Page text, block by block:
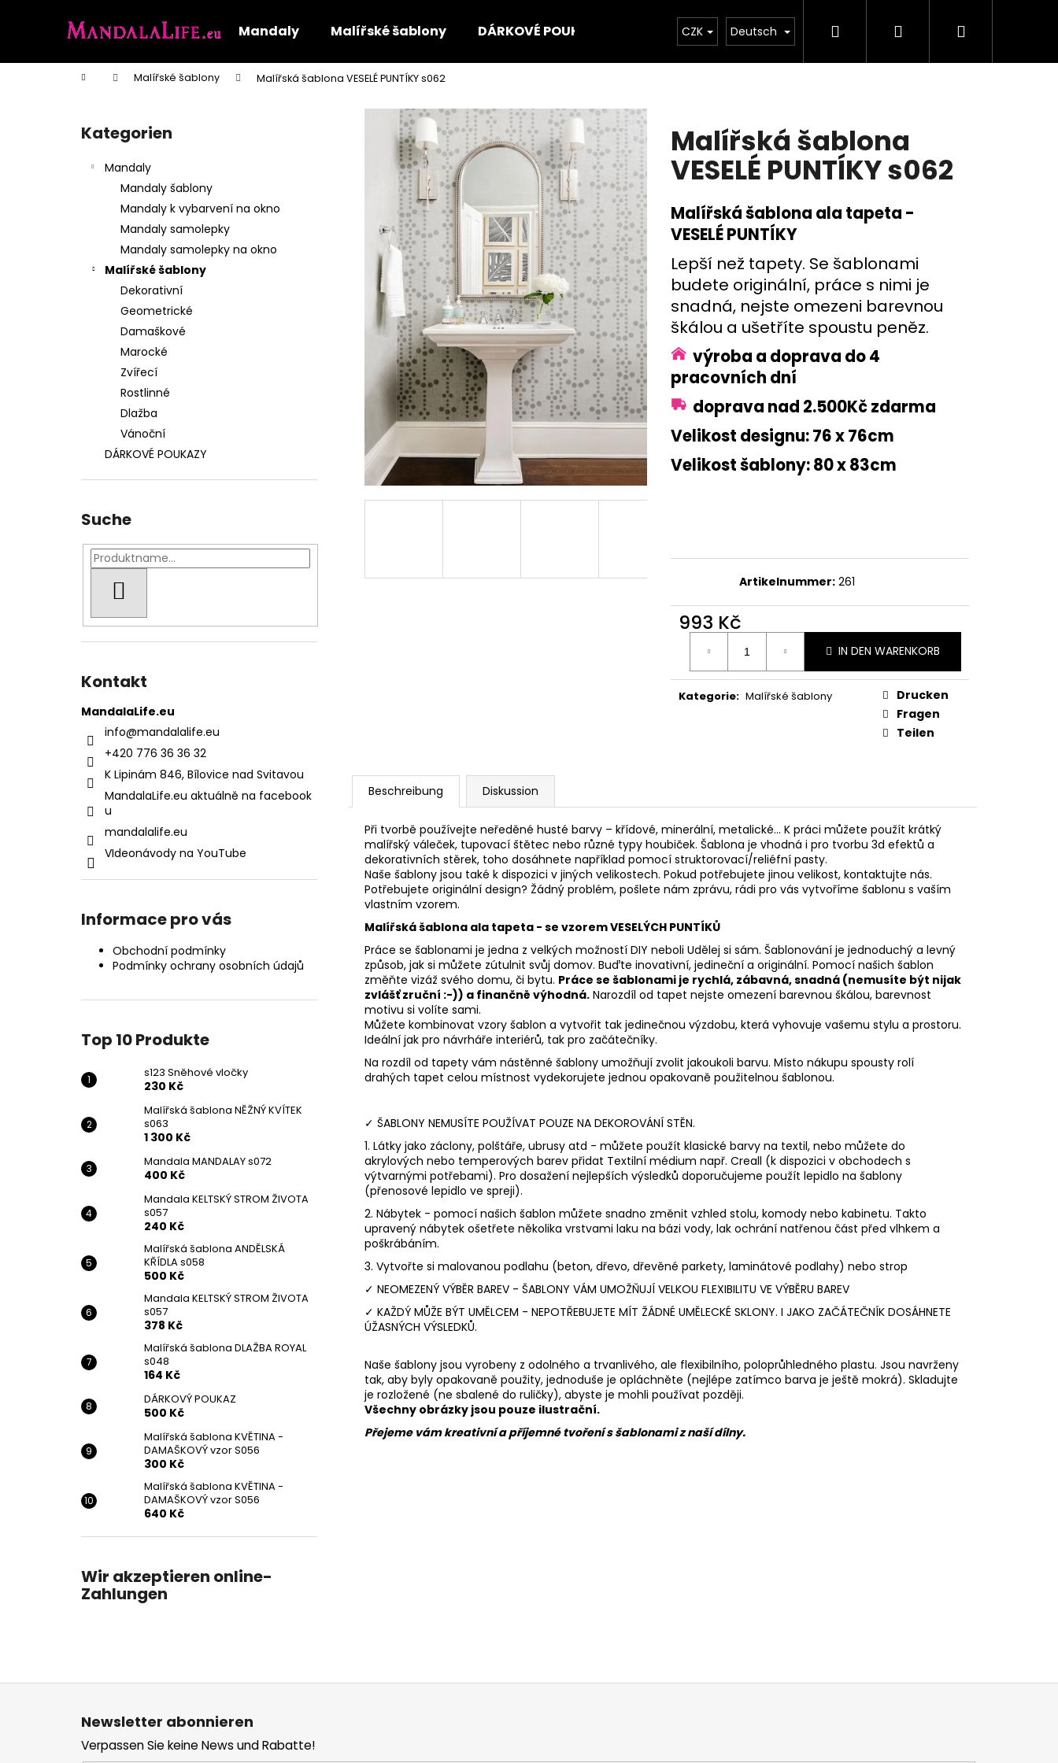
Mandaly Malířské šablony DÁRKOVÉ POUKAZY Videonávody Kontakty Obchodní podmínky
CZK Deutsch SuchenLogin Warenkorb
StartseiteMalířské šablony Malířská šablona VESELÉ PUNTÍKY s062
Kategorien
überspringen
Kategorien
Mandaly
Mandaly šablony
Mandaly k vybarvení na okno
Mandaly samolepky
Mandaly samolepky na okno
Malířské šablony
Dekorativní
Geometrické
Damaškové
Marocké
Zvířecí
Rostlinné
Dlažba
Vánoční
DÁRKOVÉ POUKAZY
Suche
Kontakt
MandalaLife.eu
info@mandalalife.eu
+420 776 36 36 32
K Lipinám 846, Bílovice nad Svitavou
MandalaLife.eu aktuálně na facebook
u
mandalalife.eu
VIdeonávody na YouTube
Informace pro vás
Obchodní podmínky
Podmínky ochrany osobních údajů
Top 10 Produkte
s123 Sněhové vločky
230 Kč
Malířská šablona NĚŽNÝ KVÍTEK
s063
1 300 Kč
Mandala MANDALAY s072
400 Kč
Mandala KELTSKÝ STROM ŽIVOTA
s057
240 Kč
Malířská šablona ANDĚLSKÁ
KŘÍDLA s058
500 Kč
Mandala KELTSKÝ STROM ŽIVOTA
s057
378 Kč
Malířská šablona DLAŽBA ROYAL
s048
164 Kč
DÁRKOVÝ POUKAZ
500 Kč
Malířská šablona KVĚTINA -
DAMAŠKOVÝ vzor S056
300 Kč
Malířská šablona KVĚTINA -
DAMAŠKOVÝ vzor S056
640 Kč
Wir akzeptieren online-
Zahlungen
Malířská šablona
VESELÉ PUNTÍKY s062
Malířská šablona ala tapeta -
VESELÉ PUNTÍKY
Lepší než tapety. Se šablonami
budete originální, práce s nimi je
snadná, nejste omezeni barevnou
škálou a ušetříte spoustu peněz.
výroba a doprava do 4
pracovních dní
doprava nad 2.500Kč zdarma
Velikost designu: 76 x 76cm
Velikost šablony: 80 x 83cm
Artikelnummer: 261
993 Kč
Verkaufspreis:
IN DEN WARENKORB
Kategorie: Malířské šablony
Drucken
Fragen
Teilen
Beschreibung Diskussion
Při tvorbě používejte neředěné husté barvy – křídové, minerální, metalické... K práci můžete použít krátký
malířský váleček, tupovací štětec nebo různé typy houbiček. Šablona je vhodná i pro tvorbu 3d efektů a
dekorativních stěrek, toho dosáhnete například pomocí struktorovací/reliéfní pasty.
Naše šablony jsou také k dispozici v jiných velikostech. Pokud potřebujete jinou velikost, kontaktujte nás.
Potřebujete originální design? Žádný problém, pošlete nám zprávu, rádi pro vás vytvoříme šablonu s vaším
vlastním vzorem.
Malířská šablona ala tapeta - se vzorem VESELÝCH PUNTÍKŮ
Práce se šablonami je jedna z velkých možností DIY neboli Udělej si sám. Šablonování je jednoduchý a levný
způsob, jak si můžete zútulnit svůj domov. Buďte inovativní, jedineční a originální. Pomocí našich šablon
změňte vizáž svého domu, či bytu. Práce se šablonami je rychlá, zábavná, snadná (nemusíte být nijak
zvlášť zruční :-)) a finančně výhodná. Narozdíl od tapet nejste omezení barevnou škálou, barevnost
motivu si volíte sami.
Můžete kombinovat vzory šablon a vytvořit tak jedinečnou výzdobu, která vyhovuje vašemu stylu a prostoru.
Ideální jak pro návrháře interiérů, tak pro začátečníky.
Na rozdíl od tapety vám nástěnné šablony umožňují zvolit jakoukoli barvu. Místo nákupu spousty rolí
drahých tapet celou místnost vydekorujete jednou opakovaně použitelnou šablonou.
✓ ŠABLONY NEMUSÍTE POUŽÍVAT POUZE NA DEKOROVÁNÍ STĚN.
1. Látky jako záclony, polštáře, ubrusy atd - můžete použít klasické barvy na textil, nebo můžete do
akrylových nebo temperových barev přidat Textilní médium např. Creall (k dispozici v obchodech s
výtvarnými potřebami). Pro dosažení nejlepších výsledků doporučujeme použít lepidlo na šablony
(přenosové lepidlo ve spreji).
2. Nábytek - pomocí našich šablon můžete snadno změnit vzhled stolu, komody nebo kabinetu. Takto
upravený nábytek ošetřete několika vrstvami laku na bázi vody, lak ochrání natřenou část před vlhkem a
poškrábáním.
3. Vytvořte si malovanou podlahu (beton, dřevo, dřevěné parkety, laminátové podlahy) nebo strop
✓ NEOMEZENÝ VÝBĚR BAREV - ŠABLONY VÁM UMOŽŇUJÍ VELKOU FLEXIBILITU VE VÝBĚRU BAREV
✓ KAŽDÝ MŮŽE BÝT UMĚLCEM - NEPOTŘEBUJETE MÍT ŽÁDNÉ UMĚLECKÉ SKLONY. I JAKO ZAČÁTEČNÍK DOSÁHNETE
ÚŽASNÝCH VÝSLEDKŮ.
Naše šablony jsou vyrobeny z odolného a trvanlivého, ale flexibilního, poloprůhledného plastu. Jsou navrženy
tak, aby byly opakovaně použity, jednoduše je opláchněte (nejlépe zatímco barva je ještě mokrá). Skladujte
je rozložené (ne sbalené do ruličky), abyste je mohli používat později.
Všechny obrázky jsou pouze ilustrační.
Přejeme vám kreativní a příjemné tvoření s šablonami z naší dílny.
e
Zurück
zum
Zurück
zum
Was suchen Sie?
SUCHEN
Wir empfehlen
Folgende
S123 SNĚHOVÉ VLOČKY
230 Kč
MALÍŘSKÁ ŠABLONA NĚŽNÝ KVÍTEK S063
1 300 Kč
MANDALA MANDALAY S072
400 Kč
Newsletter abonnieren
Verpassen Sie keine News und Rabatte!